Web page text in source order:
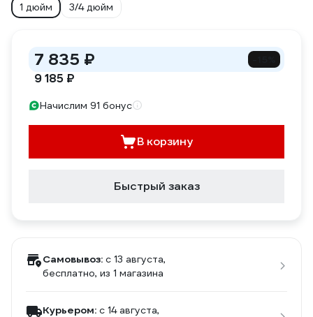
1 дюйм
3/4 дюйм
7 835 ₽
9 185 ₽
Начислим 91 бонус
В корзину
Быстрый заказ
Самовывоз: c 13 августа,
бесплатно, из 1 магазина
Курьером: c 14 августа,